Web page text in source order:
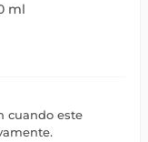
ml
cuando este